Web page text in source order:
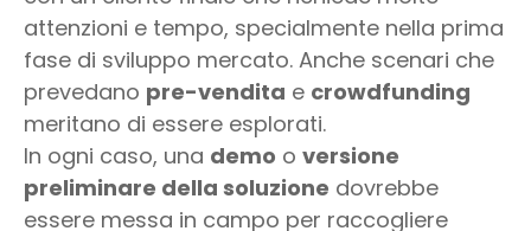
attenzioni e tempo, specialmente nella prima
fase di sviluppo mercato. Anche scenari che
prevedano pre-vendita e crowdfunding
meritano di essere esplorati.
In ogni caso, una demo o versione
preliminare della soluzione dovrebbe
essere messa in campo per raccogliere